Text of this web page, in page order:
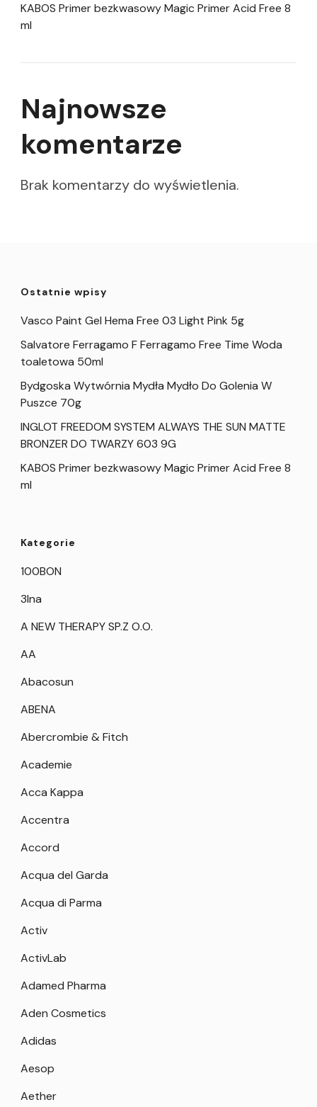
KABOS Primer bezkwasowy Magic Primer Acid Free 8
ml
Najnowsze
komentarze
Brak komentarzy do wyświetlenia.
Ostatnie wpisy
Vasco Paint Gel Hema Free 03 Light Pink 5g
Salvatore Ferragamo F Ferragamo Free Time Woda
toaletowa 50ml
Bydgoska Wytwórnia Mydła Mydło Do Golenia W
Puszce 70g
INGLOT FREEDOM SYSTEM ALWAYS THE SUN MATTE
BRONZER DO TWARZY 603 9G
KABOS Primer bezkwasowy Magic Primer Acid Free 8
ml
Kategorie
100BON
3Ina
A NEW THERAPY SP.Z O.O.
AA
Abacosun
ABENA
Abercrombie & Fitch
Academie
Acca Kappa
Accentra
Accord
Acqua del Garda
Acqua di Parma
Activ
ActivLab
Adamed Pharma
Aden Cosmetics
Adidas
Aesop
Aether